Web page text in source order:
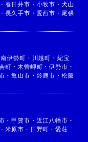
・ 春日井市 ・ 小牧市 ・ 犬山
・ 長久手市 ・ 愛西市 ・ 尾張
南伊勢町 ・ 川越町 ・ 紀宝
町 ・ 木曽岬町 ・伊勢市 ・
・亀山市 ・ 鈴鹿市 ・ 松阪
・甲賀市 ・ 近江八幡市 ・
・ 米原市 ・ 日野町 ・ 愛荘